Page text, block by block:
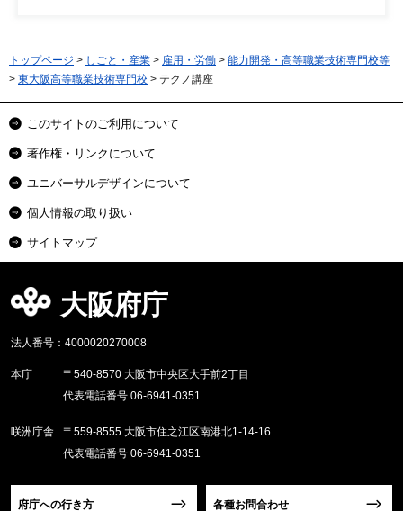
トップページ > しごと・産業 > 雇用・労働 > 能力開発・高等職業技術専門校等
> 東大阪高等職業技術専門校 > テクノ講座
このサイトのご利用について
著作権・リンクについて
ユニバーサルデザインについて
個人情報の取り扱い
サイトマップ
大阪府庁
法人番号：4000020270008
本庁
〒540-8570 大阪市中央区大手前2丁目
代表電話番号 06-6941-0351
咲洲庁舎
〒559-8555 大阪市住之江区南港北1-14-16
代表電話番号 06-6941-0351
府庁への行き方 各種お問合わせ